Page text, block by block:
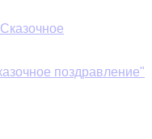
поздравление"